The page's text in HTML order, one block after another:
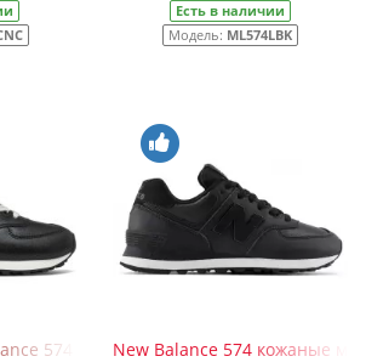
Есть в наличии
Модель: ML574LBK
574 Premium Metallic Black
New Balance 574 кожаные